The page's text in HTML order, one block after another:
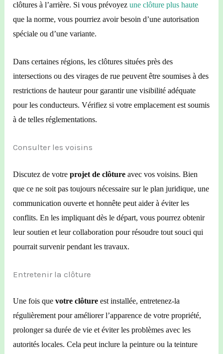
clôturesà l’arrière. Si vous prévoyezune clôture plus haute
que la norme, vous pourriez avoir besoin d’une autorisation
spéciale ou d’une variante.
Dans certaines régions, les clôtures situées près des
intersections ou des virages de rue peuvent être soumises à des
restrictions de hauteur pour garantir une visibilité adéquate
pour les conducteurs. Vérifiez si votre emplacement est soumis
à de telles réglementations.
Consulter les voisins
Discutez de votre projet de clôture avec vos voisins. Bien
que ce ne soit pas toujours nécessaire sur le plan juridique, une
communication ouverte et honnête peut aider à éviter les
conflits. En les impliquant dès le départ, vous pourrez obtenir
leur soutien et leur collaboration pour résoudre tout souci qui
pourrait survenir pendant les travaux.
Entretenir la clôture
Une fois quevotre clôture est installée, entretenez-la
régulièrement pour améliorer l’apparence de votre propriété,
prolonger sa durée de vie et éviter les problèmes avec les
autorités locales. Cela peut inclure la peinture ou la teinture